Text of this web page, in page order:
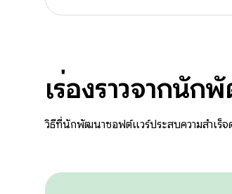
เรื่องราวจากนั
วิธีที่นักพัฒนาซอฟต์แวร์ประสบความสำเร็จ